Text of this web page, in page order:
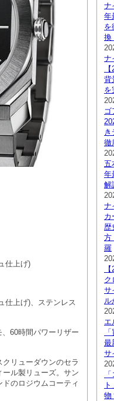
仕上げ)
仕上げ)、ステンレス
60時間パワーリザー
リューダウンのセラ
ル製リューズ。サン
のロジウムコーティ
ナ
年
を
換
ナ
背
を
ゴ
徹
五
年
解
ナ
カ
歴
方
羅
ク
サ
ル
エ
最
サ
物